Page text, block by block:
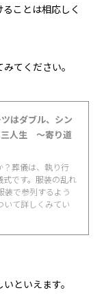
ことは相応しく
てください。
はダブル、シン
三人生 〜寄り道
？葬儀は、執り行
式です。服装の乱れ
装で参列するよう
いて詳しくみてい
といえます。